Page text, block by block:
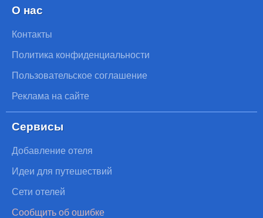
О нас
Контакты
Политика конфиденциальности
Пользовательское соглашение
Реклама на сайте
Сервисы
Добавление отеля
Идеи для путешествий
Сети отелей
Сообщить об ошибке